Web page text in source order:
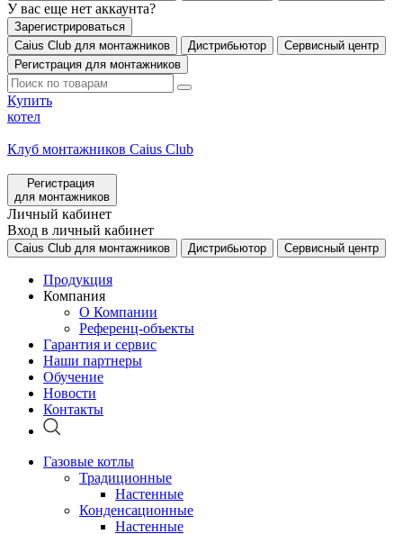
У вас еще нет аккаунта?
Зарегистрироваться
Caius Club для монтажников
Дистрибьютор
Сервисный центр
Регистрация для монтажников
Купить
котел
Клуб монтажников Caius Club
Регистрация
для монтажников
Личный кабинет
Вход в личный кабинет
Caius Club для монтажников Дистрибьютор Сервисный центр
Продукция
Компания
О Компании
Референц-объекты
Гарантия и сервис
Наши партнеры
Обучение
Новости
Контакты
Газовые котлы
Традиционные
Настенные
Конденсационные
Настенные